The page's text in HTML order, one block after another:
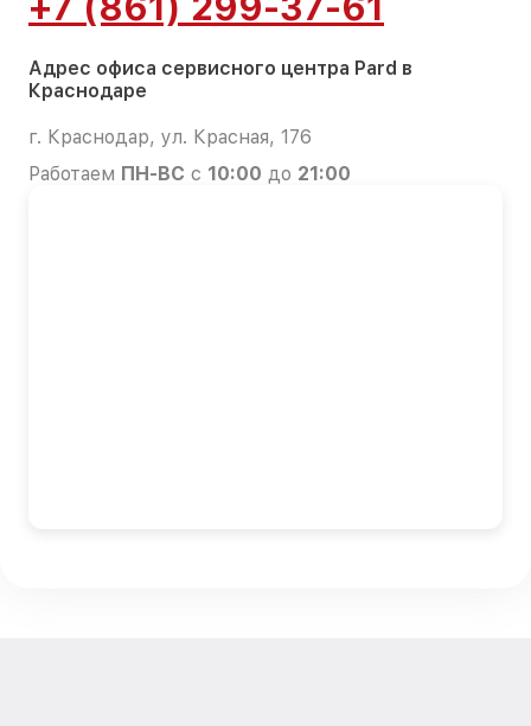
Адрес офиса сервисного центра Pard в
Краснодаре
г. Краснодар, ул. Красная, 176
Работаем ПН-ВС с 10:00 до 21:00